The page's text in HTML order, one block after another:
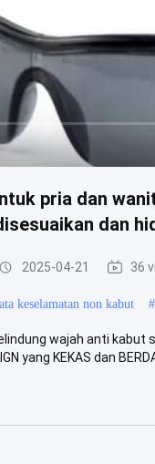
pria dan
dan
2025-04-21 36
keselamatan non kabut #
wajah anti kabut
yang KEKAS dan